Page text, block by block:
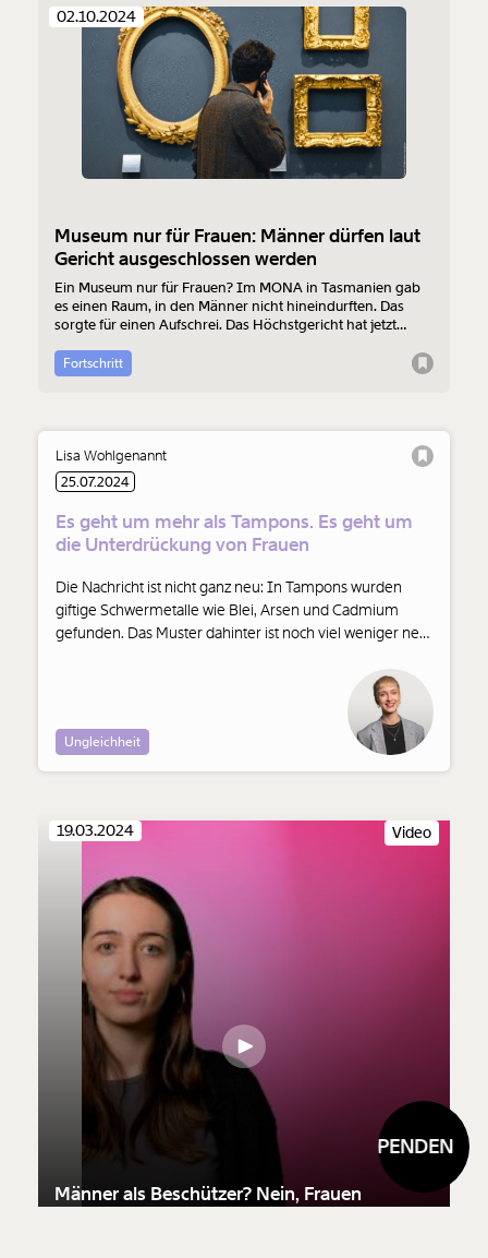
SPENDEN
02.10.2024
Museum nur für Frauen: Männer dürfen laut
Gericht ausgeschlossen werden
Ein Museum nur für Frauen? Im MONA in Tasmanien gab
es einen Raum, in den Männer nicht hineindurften. Das
sorgte für einen Aufschrei. Das Höchstgericht hat jetzt
Fortschritt
Lisa Wohlgenannt
25.07.2024
Es geht um mehr als Tampons. Es geht um
die Unterdrückung von Frauen
Die Nachricht ist nicht ganz neu: In Tampons wurden
giftige Schwermetalle wie Blei, Arsen und Cadmium
gefunden. Das Muster dahinter ist noch viel weniger neu:
ausgeblendet, unsichtbar gemacht, unterdrückt. Und
damit gefährdet. Das alles macht der Gender Data Gap.
Ungleichheit
Video
19.03.2024
Männer als Beschützer? Nein, Frauen